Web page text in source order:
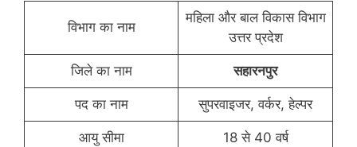
विभाग का नाम
महिला और बाल विकास विभाग
उत्तर प्रदेश
जिले का नाम सहारनपुर
पद का नाम सुपरवाइजर, वर्कर, हेल्पर
आयु सीमा 18 से 40 वर्ष